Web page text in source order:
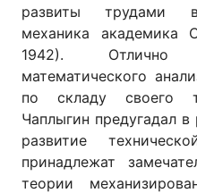
развиты трудами
механика
1942). Отлично
математического
по складу своего
Чаплыгин предугадал
развитие
принадлежат
теории